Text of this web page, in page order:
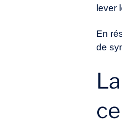
lever
En
de